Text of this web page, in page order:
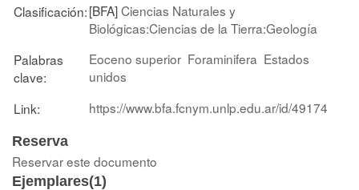
Clasificación:[BFA]Ciencias Naturales y
Biológicas:Ciencias de la Tierra:Geología
Palabras
clave:
Eoceno superior Foraminifera Estados
unidos
Link:
https://www.bfa.fcnym.unlp.edu.ar/id/49174
Reserva
Reservar este documento
Ejemplares(1)